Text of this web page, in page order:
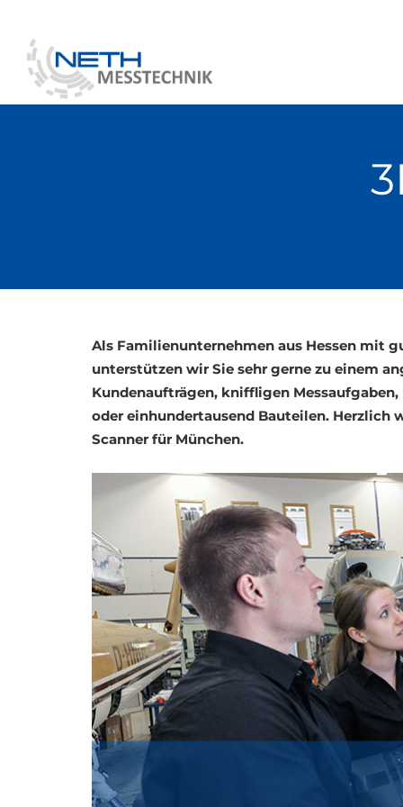
Als Familienunternehmen aus Hessen mit
unterstützen wir Sie sehr gerne zu einem
Kundenaufträgen, kniffligen
oder einhundertausend Bauteilen.
Scanner für München.